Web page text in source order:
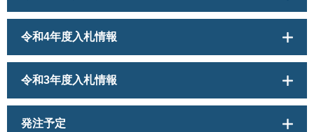
令和4年度入札情報
令和3年度入札情報
発注予定